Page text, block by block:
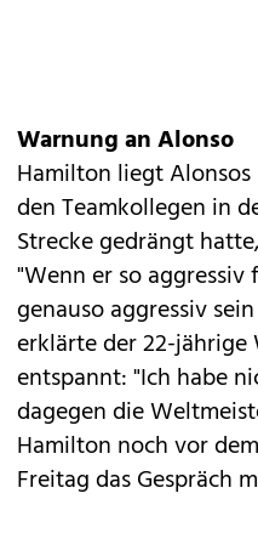
Warnung an Alonso
Hamilton liegt
den Teamkollegen in
Strecke gedrängt
"Wenn er so
genauso aggressiv
erklärte der 22-jährige
entspannt: "Ich habe
dagegen die
Hamilton noch vor
Freitag das Gespräch